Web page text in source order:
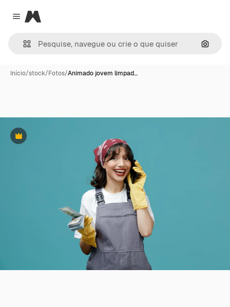
Close menu
Magnific
Início/stock/Fotos/Animado jovem limpad…
Premium